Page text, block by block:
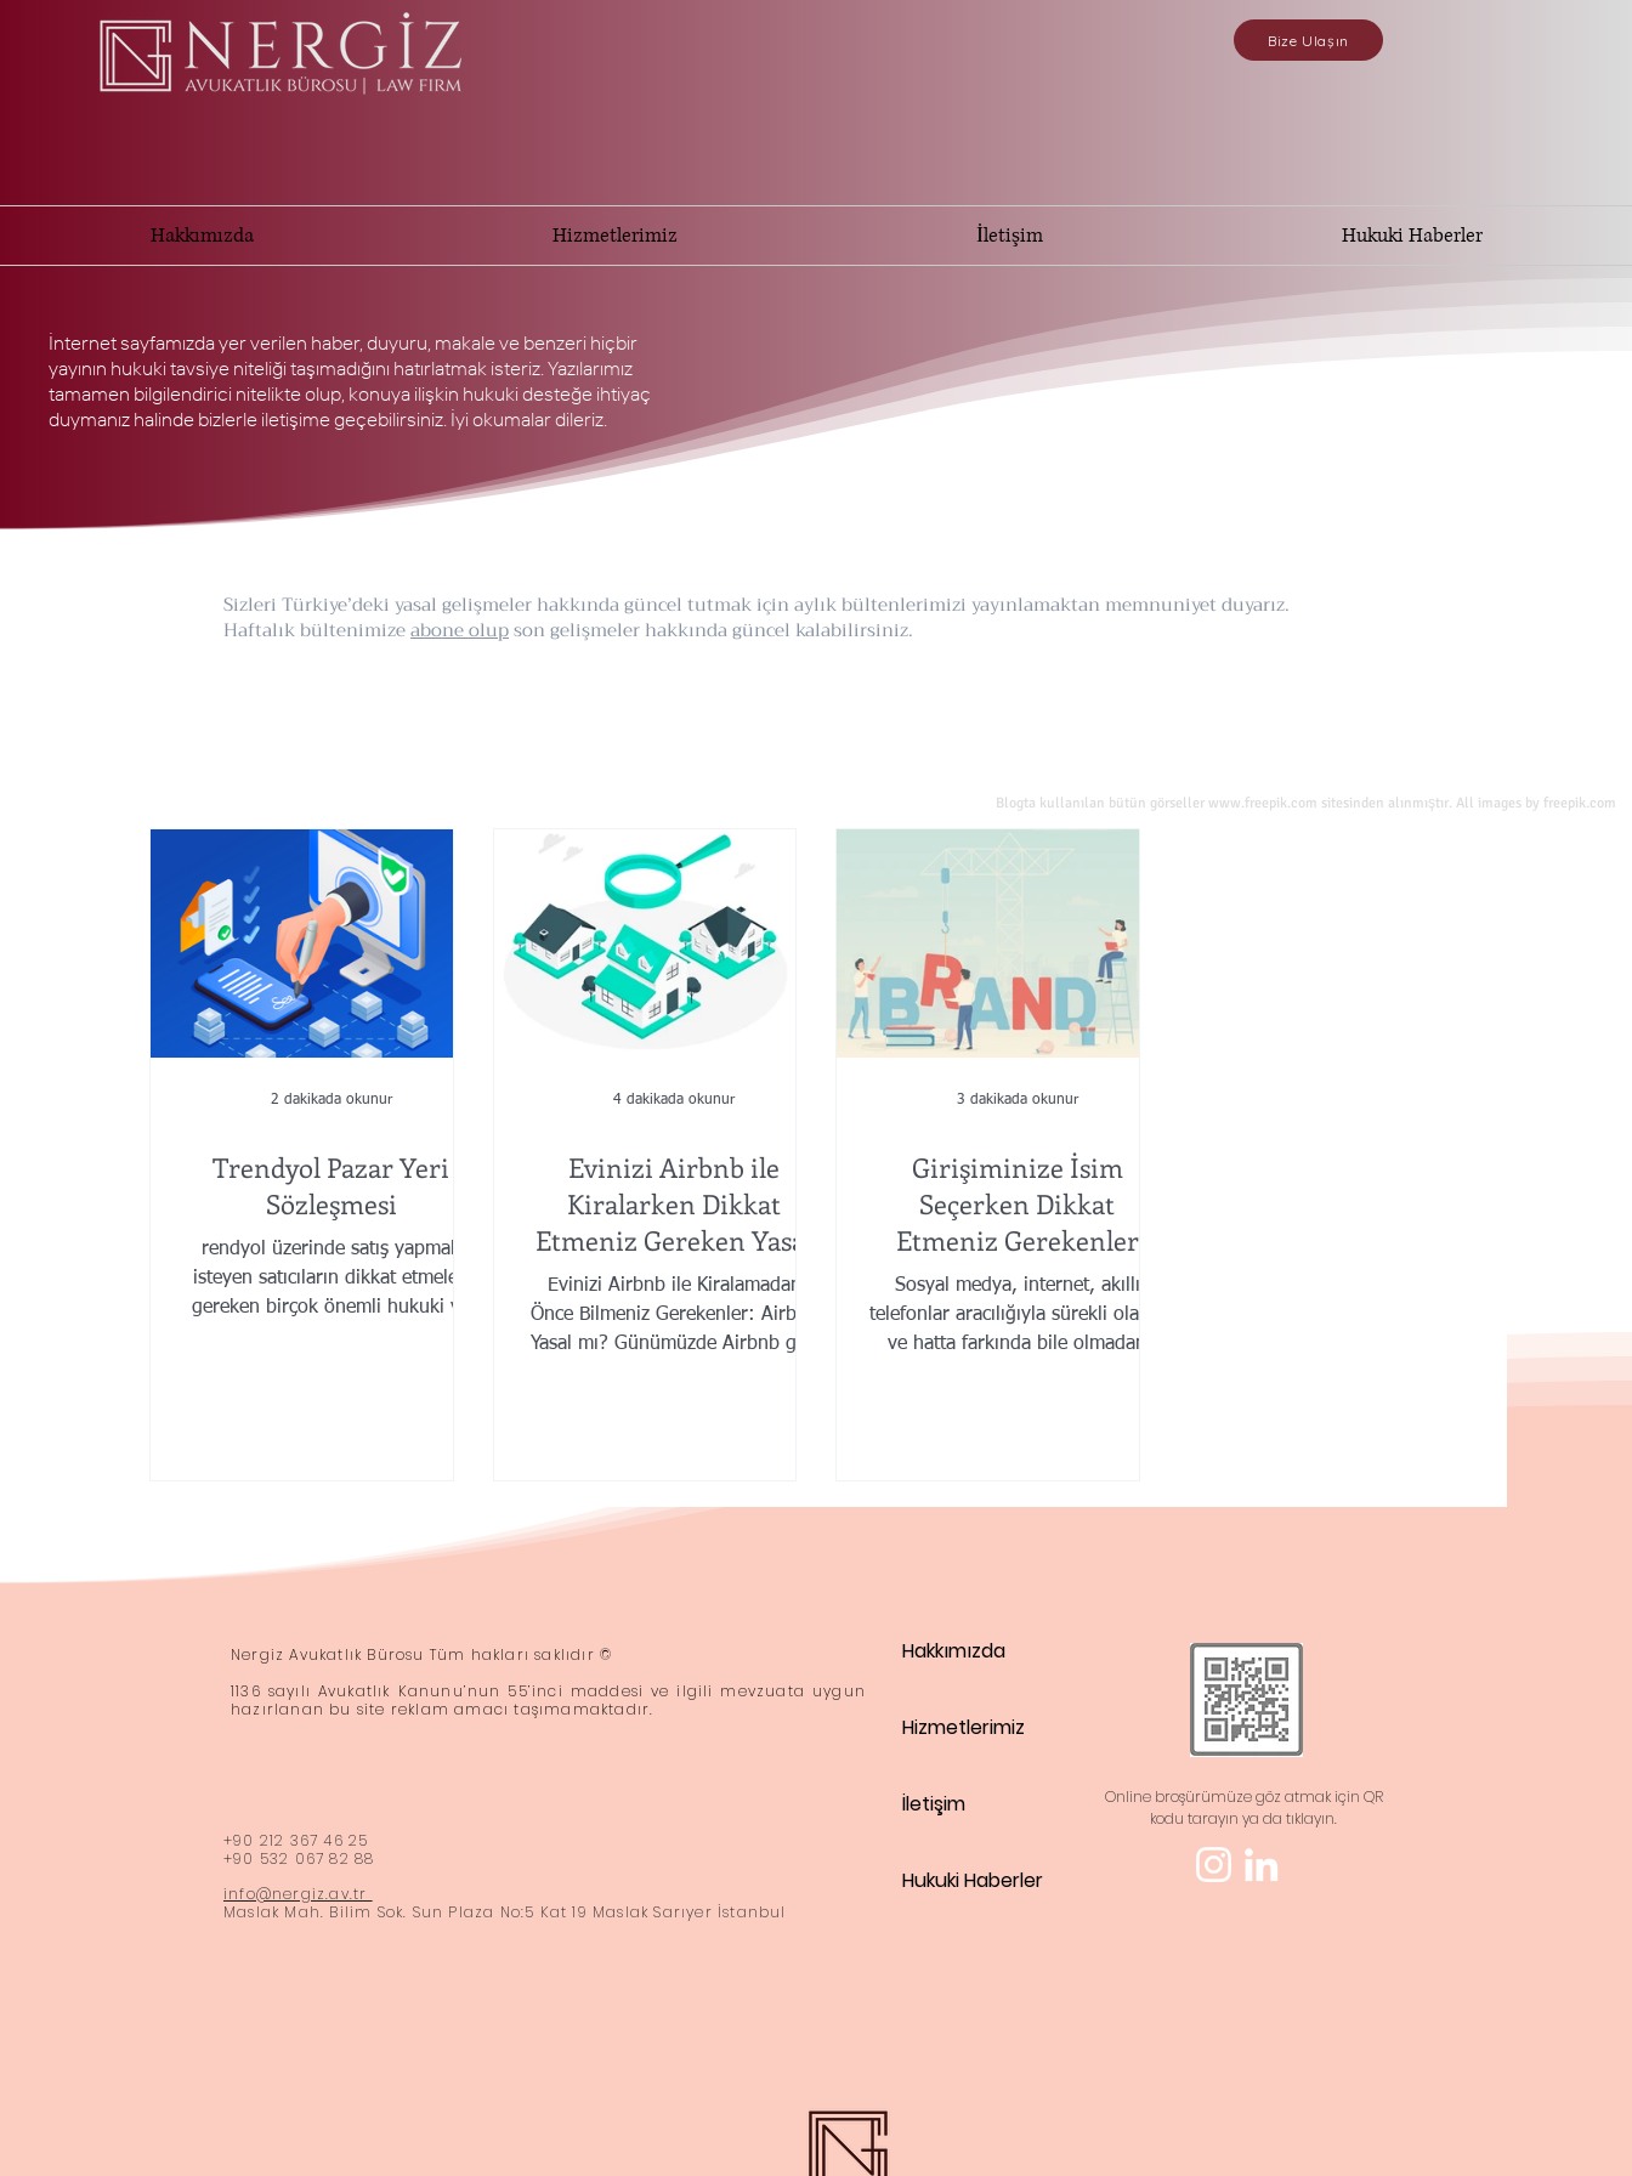
Bize Ulaşın
Hakkımızda Hizmetlerimiz İletişim Hukuki Haberler
İnternet sayfamızda yer verilen haber, duyuru, makale ve benzeri hiçbir
yayının hukuki tavsiye niteliği taşımadığını hatırlatmak isteriz. Yazılarımız
tamamen bilgilendirici nitelikte olup, konuya ilişkin hukuki desteğe ihtiyaç
duymanız halinde bizlerle iletişime geçebilirsiniz. İyi okumalar dileriz.
Sizleri Türkiye’deki yasal gelişmeler hakkında güncel tutmak için aylık bültenlerimizi yayınlamaktan memnuniyet duyarız.
Haftalık bültenimizeabone olupson gelişmeler hakkında güncel kalabilirsiniz.
Trendyol Pazar Yeri
Sözleşmesi
rendyol üzerinde satış yapmak
isteyen satıcıların dikkat etmeleri
gereken birçok önemli hukuki ve
2 dakikada okunur
Evinizi Airbnb ile
Kiralarken Dikkat
Etmeniz Gereken Yasal
Konular
Evinizi Airbnb ile Kiralamadan
Önce Bilmeniz Gerekenler: Airbnb
Yasal mı? Günümüzde Airbnb gibi
4 dakikada okunur
Girişiminize İsim
Seçerken Dikkat
Etmeniz Gerekenler
Sosyal medya, internet, akıllı
telefonlar aracılığıyla sürekli olarak
ve hatta farkında bile olmadan
3 dakikada okunur
Blogta kullanılan bütün görseller www.freepik.com sitesinden alınmıştır. All images by freepik.com
Nergiz Avukatlık Bürosu Tüm hakları saklıdır ©
1136 sayılı Avukatlık Kanunu’nun 55’inci maddesi ve ilgili mevzuata uygun
hazırlanan bu site reklam amacı taşımamaktadır.
​+90 212 367 46 25
+90 532 067 82 88
info@nergiz.av.tr
Maslak Mah. Bilim Sok. Sun Plaza No:5 Kat 19 Maslak Sarıyer İstanbul
Hakkımızda
Hizmetlerimiz
İletişim
Hukuki Haberler
Online broşürümüze göz atmak için QR
kodu tarayın ya da tıklayın.